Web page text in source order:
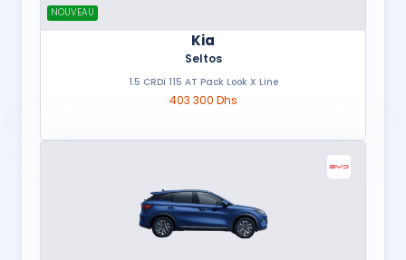
NOUVEAU
Kia
Seltos
1.5 CRDi 115 AT Pack Look X Line
403 300 Dhs